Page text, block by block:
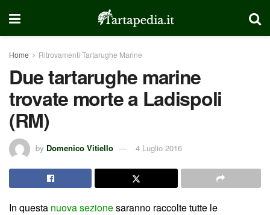
Home Ritrovamenti Tartarughe Marine
Due tartarughe marine
trovate morte a Ladispoli
(RM)
by Domenico Vitiello 4 Luglio 2016
In questa nuova sezionesaranno raccolte tutte le